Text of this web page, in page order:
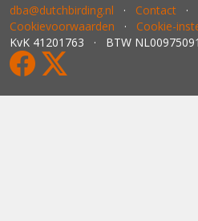
dba@dutchbirding.nl · Contact ·
Cookievoorwaarden · Cookie-
KvK 41201763 · BTW